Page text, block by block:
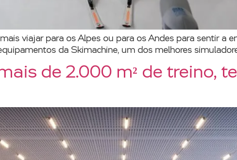
viajar para os Alpes ou para os Andes para sentir a
da Skimachine, um dos melhores
de 2.000 m² de treino,